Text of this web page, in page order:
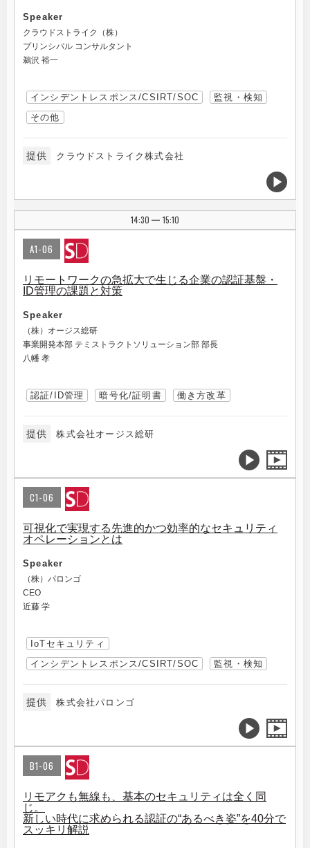
Speaker
クラウドストライク（株）
プリンシパル コンサルタント
鵜沢 裕一
インシデントレスポンス/CSIRT/SOC
監視・検知
その他
提供 クラウドストライク株式会社
14:30 | 15:10
A1-06
リモートワークの急拡大で生じる企業の認証基盤・
ID管理の課題と対策
Speaker
（株）オージス総研
事業開発本部 テミストラクトソリューション部 部長
八幡 孝
認証/ID管理 暗号化/証明書 働き方改革
提供 株式会社オージス総研
C1-06
可視化で実現する先進的かつ効率的なセキュリティ
オペレーションとは
Speaker
（株）パロンゴ
CEO
近藤 学
IoTセキュリティ
インシデントレスポンス/CSIRT/SOC
監視・検知
提供 株式会社パロンゴ
B1-06
リモアクも無線も、基本のセキュリティは全く同
じ。
新しい時代に求められる認証の“あるべき姿”を40分で
スッキリ解説